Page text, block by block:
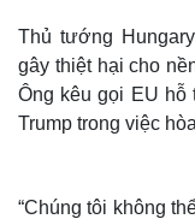
Thủ tướng
gây thiệt hại cho
Ông kêu gọi EU hỗ
Trump trong việc
“Chúng tôi không